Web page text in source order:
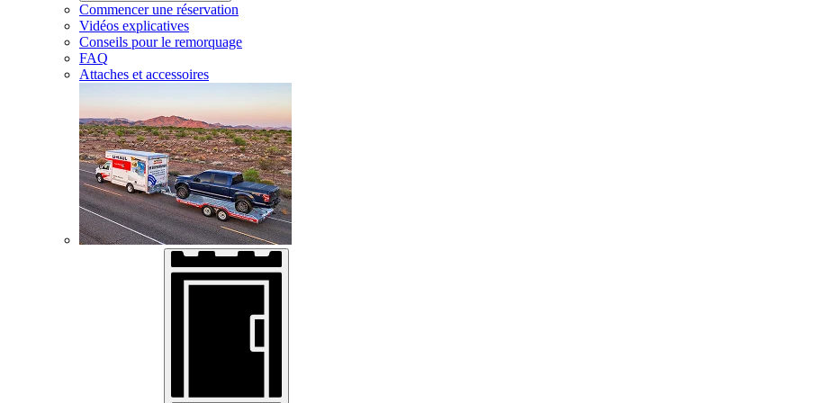
Commencer une réservation
Vidéos explicatives
Conseils pour le remorquage
FAQ
Attaches et accessoires